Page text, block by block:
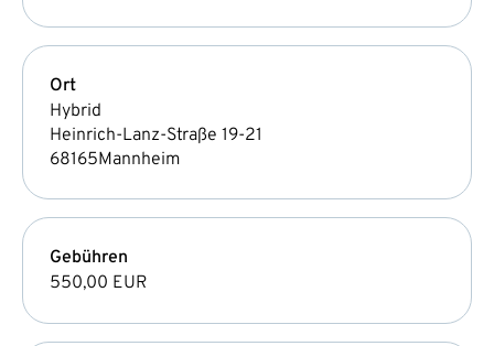
Ort
Hybrid
Heinrich-Lanz-Straße 19-21
68165Mannheim
Gebühren
550,00 EUR